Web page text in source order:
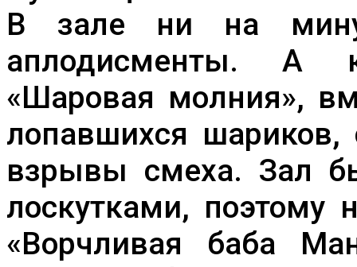
В зале ни на
аплодисменты. А
«Шаровая молния»,
лопавшихся
взрывы смеха. Зал
лоскутками, поэтому
«Ворчливая баба